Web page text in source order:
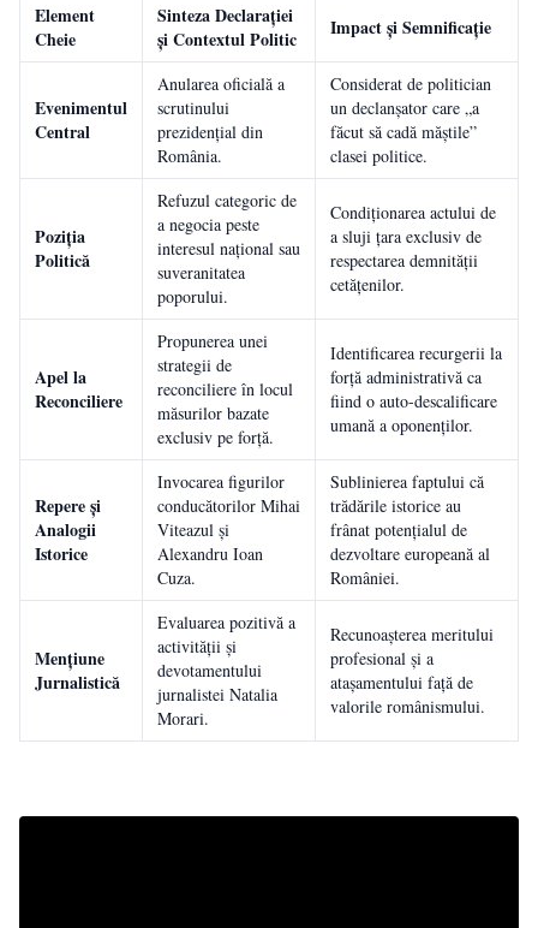
Element
Cheie
Sinteza Declarației
și Contextul Politic
Impact și Semnificație
Evenimentul
Central
Anularea oficială a
scrutinului
prezidențial din
România.
Considerat de politician
un declanșator care „a
făcut să cadă măștile”
clasei politice.
Poziția
Politică
Refuzul categoric de
a negocia peste
interesul național sau
suveranitatea
poporului.
Condiționarea actului de
a sluji țara exclusiv de
respectarea demnității
cetățenilor.
Apel la
Reconciliere
Propunerea unei
strategii de
reconciliere în locul
măsurilor bazate
exclusiv pe forță.
Identificarea recurgerii la
forță administrativă ca
fiind o auto-descalificare
umană a oponenților.
Repere și
Analogii
Istorice
Invocarea figurilor
conducătorilor Mihai
Viteazul și
Alexandru Ioan
Cuza.
Sublinierea faptului că
trădările istorice au
frânat potențialul de
dezvoltare europeană al
României.
Mențiune
Jurnalistică
Evaluarea pozitivă a
activității și
devotamentului
jurnalistei Natalia
Morari.
Recunoașterea meritului
profesional și a
atașamentului față de
valorile românismului.